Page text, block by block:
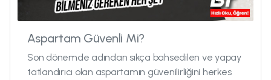
Aspartam Güvenli Mi?
Son dönemde adından sıkça bahsedilen ve yapay
tatlandırıcı olan aspartamın güvenilirliğini herkes